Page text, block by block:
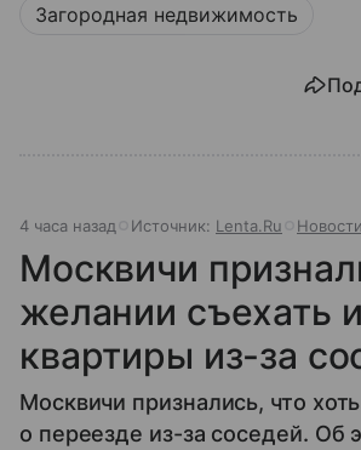
Загородная недвижимость
4 часа назад Источник: Lenta.Ru Новости
Москвичи
желании съехать
квартиры из-за
Москвичи признались, что
о переезде из-за соседей. Об